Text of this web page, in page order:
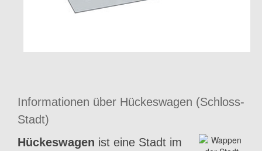
Informationen über Hückeswagen (Schloss-
Stadt)
Hückeswagen ist eine Stadt im